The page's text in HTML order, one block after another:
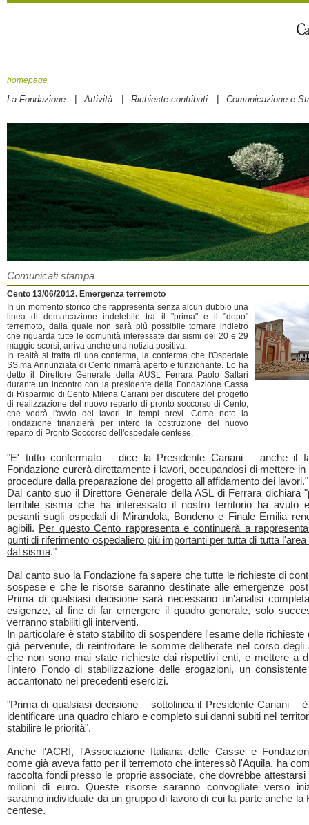
homepage
La Fondazione | Attività | Richieste contributi | Comunicazione e
Comunicati stampa
Cento 13/06/2012. Emergenza terremoto
In un momento storico che rappresenta senza alcun dubbio una
linea di demarcazione indelebile tra il "prima" e il "dopo"
terremoto, dalla quale non sarà più possibile tornare indietro
che riguarda tutte le comunità interessate dai sismi del 20 e 29
maggio scorsi, arriva anche una notizia positiva.
In realtà si tratta di una conferma, la conferma che l'Ospedale
SS.ma Annunziata di Cento rimarrà aperto e funzionante. Lo ha
detto il Direttore Generale della AUSL Ferrara Paolo Saltari
durante un incontro con la presidente della Fondazione Cassa
di Risparmio di Cento Milena Cariani per discutere del progetto
di realizzazione del nuovo reparto di pronto soccorso di Cento,
che vedrà l'avvio dei lavori in tempi brevi. Come noto la
Fondazione finanzierà per intero la costruzione del nuovo
reparto di Pronto Soccorso dell'ospedale centese.
"E' tutto confermato – dice la Presidente Cariani – anche il
Fondazione curerà direttamente i lavori, occupandosi di mettere in
procedure dalla preparazione del progetto all'affidamento dei lavori."
Dal canto suo il Direttore Generale della ASL di Ferrara dichiara
terribile sisma che ha interessato il nostro territorio ha avuto
pesanti sugli ospedali di Mirandola, Bondeno e Finale Emilia
agibili. Per questo Cento rappresenta e continuerà a
punti di riferimento ospedaliero più importanti per tutta di tutta
dal sisma."
Dal canto suo la Fondazione fa sapere che tutte le richieste di
sospese e che le risorse saranno destinate alle emergenze
Prima di qualsiasi decisione sarà necessario un'analisi
esigenze, al fine di far emergere il quadro generale, solo
verranno stabiliti gli interventi.
In particolare è stato stabilito di sospendere l'esame delle richieste
già pervenute, di reintroitare le somme deliberate nel corso degli
che non sono mai state richieste dai rispettivi enti, e mettere a
l'intero Fondo di stabilizzazione delle erogazioni, un
accantonato nei precedenti esercizi.
"Prima di qualsiasi decisione – sottolinea il Presidente Cariani –
identificare una quadro chiaro e completo sui danni subiti nel
stabilire le priorità".
Anche l'ACRI, l'Associazione Italiana delle Casse e
come già aveva fatto per il terremoto che interessò l'Aquila, ha
raccolta fondi presso le proprie associate, che dovrebbe attestarsi
milioni di euro. Queste risorse saranno convogliate verso
saranno individuate da un gruppo di lavoro di cui fa parte anche la
centese.